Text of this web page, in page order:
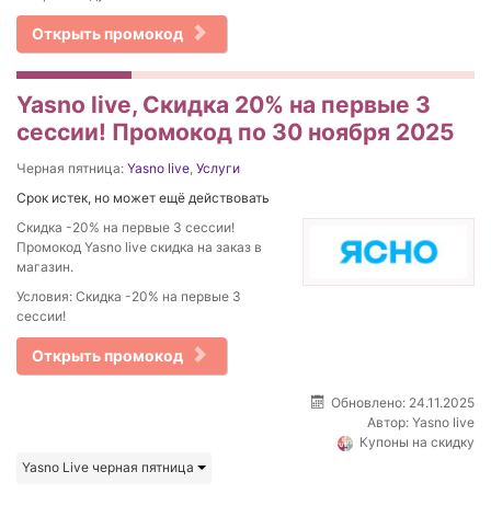
Открыть промокод
Yasno live, Скидка 20% на первые 3
сессии! Промокод по 30 ноября 2025
Черная пятница: Yasno live, Услуги
Срок истек, но может ещё действовать
Скидка -20% на первые 3 сессии!
Промокод Yasno live скидка на заказ в
магазин.
Условия: Скидка -20% на первые 3
сессии!
Открыть промокод
Обновлено: 24.11.2025
Автор: Yasno live
Купоны на скидку
Yasno Live черная пятница